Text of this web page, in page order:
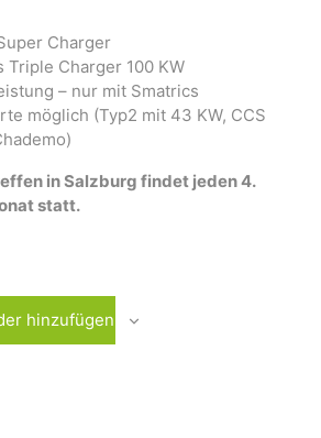
Charger
Triple Charger 100 KW
– nur mit Smatrics
möglich (Typ2 mit 43 KW, CCS
in Salzburg findet jeden 4.
statt.
hinzufügen